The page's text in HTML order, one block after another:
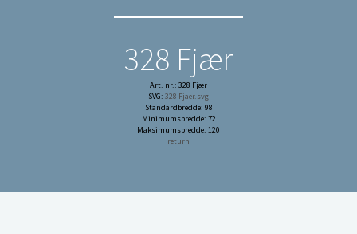
328 Fjær
Art. nr.: 328 Fjær
SVG: 328 Fjaer.svg
Standardbredde: 98
Minimumsbredde: 72
Maksimumsbredde: 120
return